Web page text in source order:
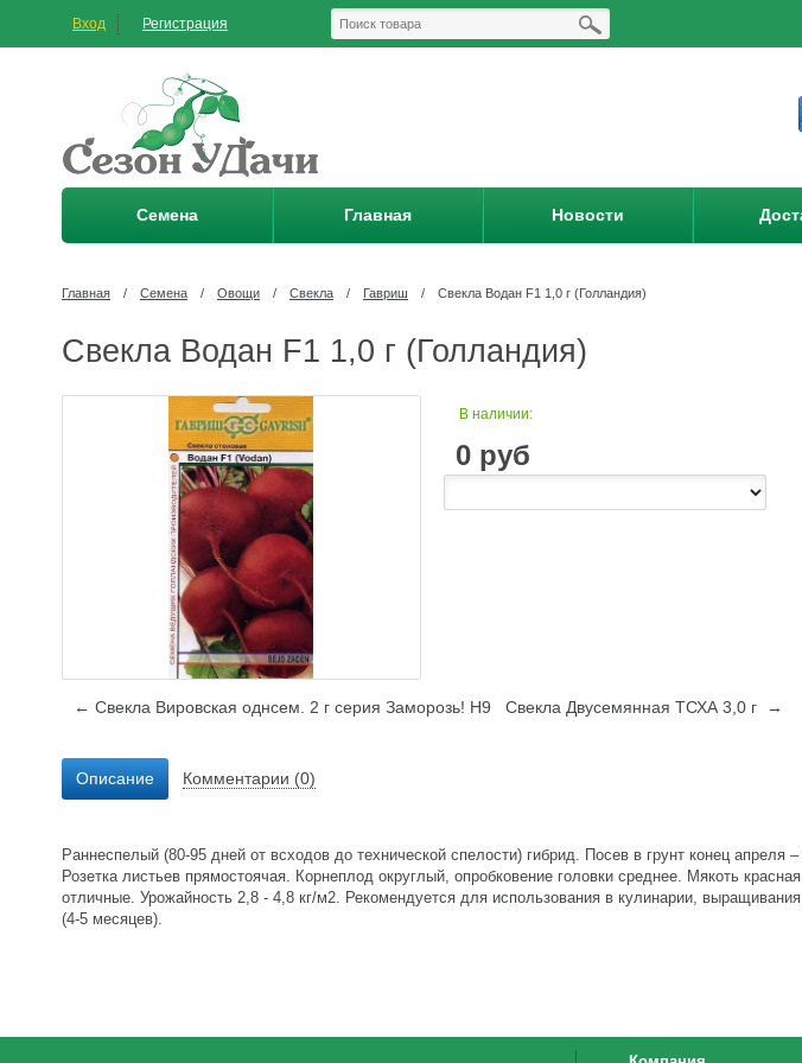
Вход Регистрация
Семена Главная Новости
Главная / Семена / Овощи / Свекла / Гавриш / Свекла Водан F1 1,0 г (Голландия)
Свекла Водан F1 1,0 г (Голландия)
В наличии:
0 руб
← Свекла Вировская однсем. 2 г серия Заморозь! Н9 Свекла Двусемянная ТСХА 3,0 г →
Описание Комментарии (0)
Раннеспелый (80-95 дней от всходов до технической спелости) гибрид. Посев в грунт конец апреля
Розетка листьев прямостоячая. Корнеплод округлый, опробковение головки среднее. Мякоть
отличные. Урожайность 2,8 - 4,8 кг/м2. Рекомендуется для использования в кулинарии,
(4-5 месяцев).